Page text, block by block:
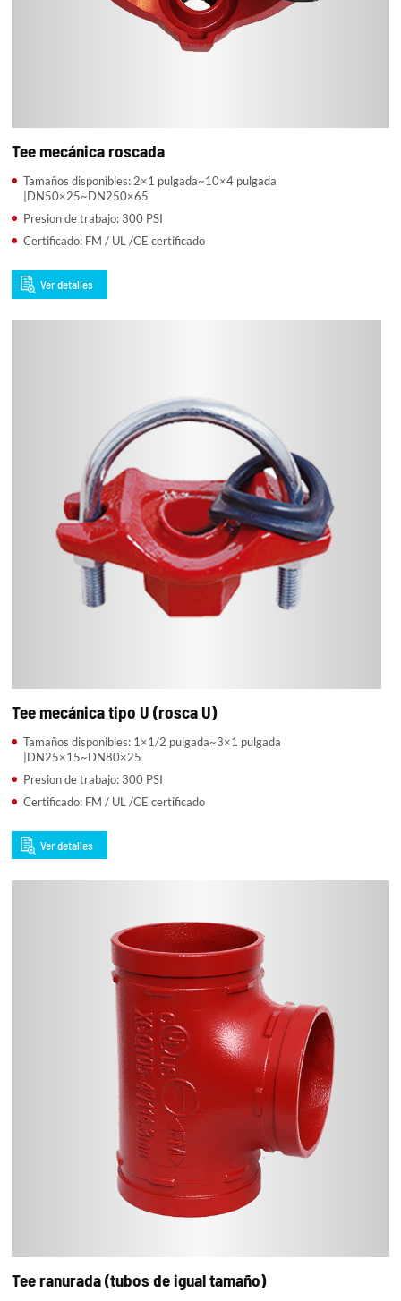
Tee mecánica roscada
Tamaños disponibles: 2×1 pulgada~10×4 pulgada
|DN50×25~DN250×65
Presion de trabajo: 300 PSI
Certificado: FM / UL /CE certificado
Ver detalles
Tee mecánica tipo U (rosca U)
Tamaños disponibles: 1×1/2 pulgada~3×1 pulgada
|DN25×15~DN80×25
Presion de trabajo: 300 PSI
Certificado: FM / UL /CE certificado
Ver detalles
Tee ranurada (tubos de igual tamaño)